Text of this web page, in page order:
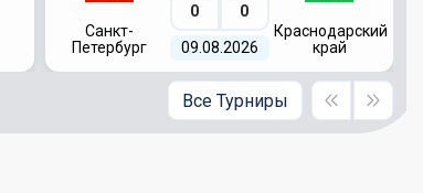
Санкт-
Петербург
0 0
09.08.2026
Краснодарский
край
Все Турниры